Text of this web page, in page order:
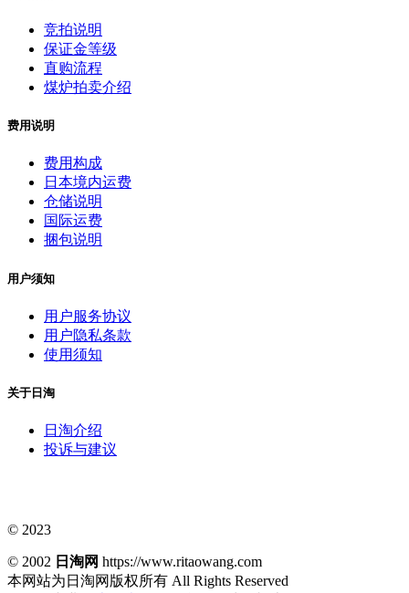
竞拍说明
保证金等级
直购流程
煤炉拍卖介绍
费用说明
费用构成
日本境内运费
仓储说明
国际运费
捆包说明
用户须知
用户服务协议
用户隐私条款
使用须知
关于日淘
日淘介绍
投诉与建议
© 2023
© 2002 日淘网 https://www.ritaowang.com
本网站为日淘网版权所有 All Rights Reserved